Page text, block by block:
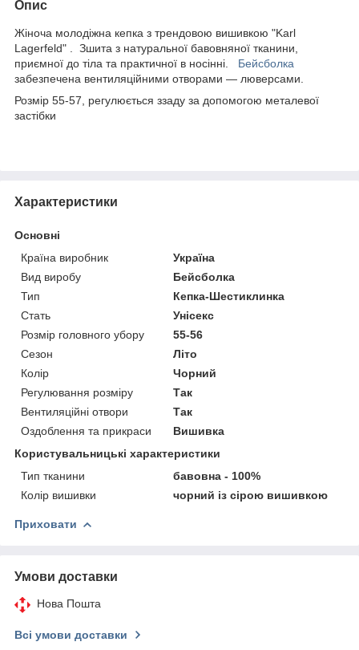
Опис
Жіноча молодіжна кепка з трендовою вишивкою "Karl
Lagerfeld" . Зшита з натуральної бавовняної тканини,
приємної до тіла та практичної в носінні. Бейсболка
забезпечена вентиляційними отворами — люверсами.
Розмір 55-57, регулюється ззаду за допомогою металевої
застібки
Характеристики
Основні
Країна виробник
Україна
Вид виробу
Бейсболка
Тип
Кепка-Шестиклинка
Стать
Унісекс
Розмір головного убору
55-56
Сезон
Літо
Колір
Чорний
Регулювання розміру
Так
Вентиляційні отвори
Так
Оздоблення та прикраси
Вишивка
Користувальницькі характеристики
Тип тканини
бавовна - 100%
Колір вишивки
чорний із сірою вишивкою
Приховати
Умови доставки
Нова Пошта
Всі умови доставки